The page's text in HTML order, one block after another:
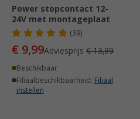
Power stopcontact 12-
24V met montageplaat
(39)
€ 9,99Adviesprijs € 13,99
Beschikbaar
Filiaalbeschikbaarheid: Filiaal
instellen